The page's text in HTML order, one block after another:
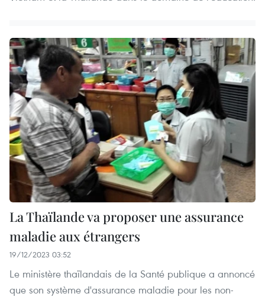
La Thaïlande va proposer une assurance
maladie aux étrangers
19/12/2023 03:52
Le ministère thaïlandais de la Santé publique a annoncé
que son système d'assurance maladie pour les non-